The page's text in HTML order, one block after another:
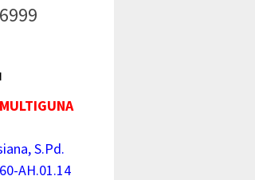
S.Pd.
AH.01.14